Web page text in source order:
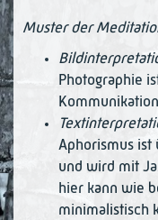
Muster der
Photographie
Aphorismus ist
und wird mit
hier kann wie
minimalistisch